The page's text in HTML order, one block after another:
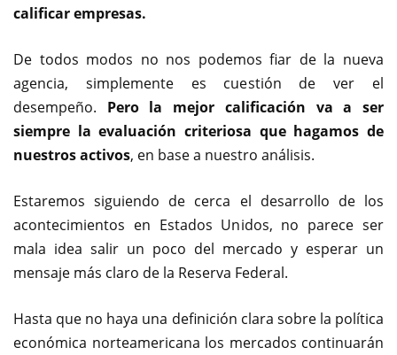
calificar empresas.
De todos modos no nos podemos fiar de la nueva
agencia, simplemente es cuestión de ver el
desempeño. Pero la mejor calificación va a ser
siempre la evaluación criteriosa que hagamos de
nuestros activos, en base a nuestro análisis.
Estaremos siguiendo de cerca el desarrollo de los
acontecimientos en Estados Unidos, no parece ser
mala idea salir un poco del mercado y esperar un
mensaje más claro de la Reserva Federal.
Hasta que no haya una definición clara sobre la política
económica norteamericana los mercados continuarán